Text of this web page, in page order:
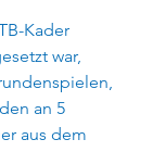
Kader
war,
an 5
aus dem